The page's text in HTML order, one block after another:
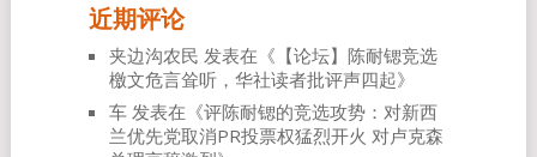
近期评论
夹边沟农民 发表在《 【论坛】陈耐锶竞选
檄文危言耸听，华社读者批评声四起》
车发表在《评陈耐锶的竞选攻势：对新西
兰优先党取消PR投票权猛烈开火 对卢克森